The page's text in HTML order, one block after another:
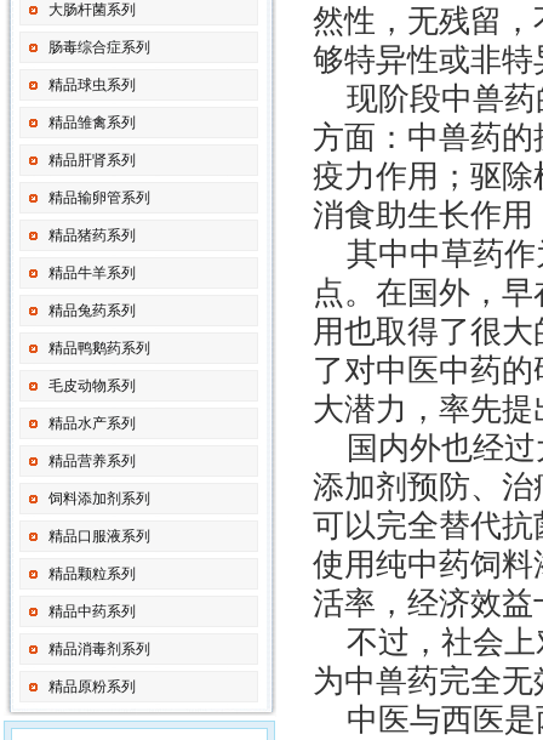
大肠杆菌系列
肠毒综合症系列
精品球虫系列
精品雏禽系列
精品肝肾系列
精品输卵管系列
精品猪药系列
精品牛羊系列
精品兔药系列
精品鸭鹅药系列
毛皮动物系列
精品水产系列
精品营养系列
饲料添加剂系列
精品口服液系列
精品颗粒系列
精品中药系列
精品消毒剂系列
精品原粉系列
然性，无残留
够特异性或非
现阶段中兽
方面：中兽药
疫力作用；驱
消食助生长作
其中中草药
点。在国外，
用也取得了很
了对中医中药
大潜力，率先
国内外也经
添加剂预防、
可以完全替代
使用纯中药饲
活率，经济效益
不过，社会
为中兽药完全
中医与西医